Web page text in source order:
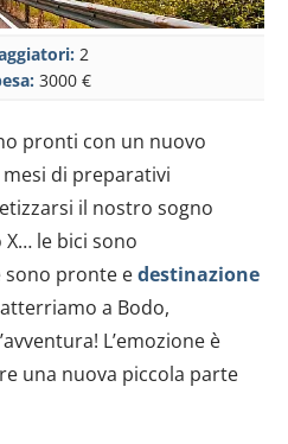
2
3000 €
pronti con un nuovo
di preparativi
il nostro sogno
le bici sono
sono pronte edestinazione
a Bodo,
L’emozione è
una nuova piccola parte